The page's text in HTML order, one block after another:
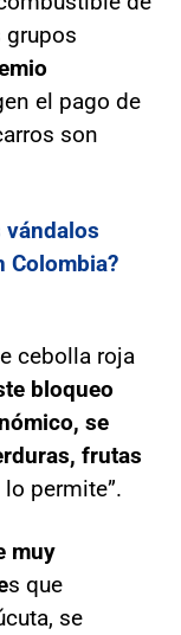
grupos
el pago de
son
vándalos
Colombia?
cebolla roja
bloqueo
se
frutas
permite”.
muy
s que
se